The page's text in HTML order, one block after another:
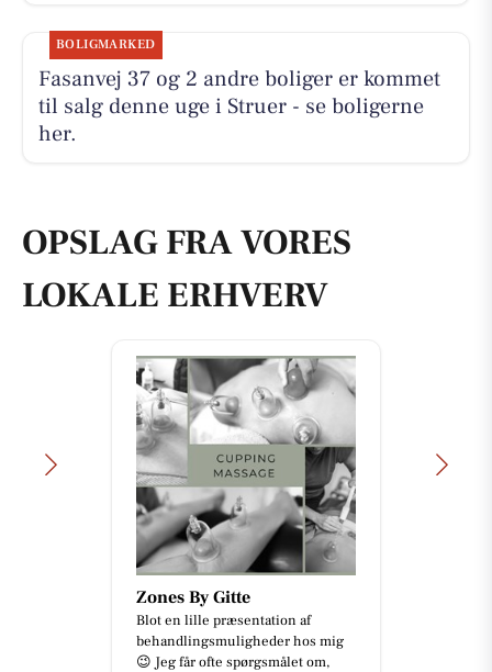
BOLIGMARKED
Fasanvej 37 og 2 andre boliger er kommet
til salg denne uge i Struer - se boligerne
her.
OPSLAG FRA VORES
LOKALE ERHVERV
Zones By Gitte
Blot en lille præsentation af
behandlingsmuligheder hos mig
😉 Jeg får ofte spørgsmålet om,